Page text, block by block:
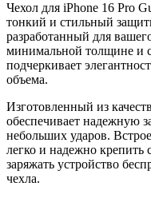
Чехол для iPhone 16 Pro
тонкий и стильный
разработанный для
минимальной толщине и
подчеркивает
объема.
Изготовленный из
обеспечивает надежную
небольших ударов.
легко и надежно крепить
заряжать устройство
чехла.